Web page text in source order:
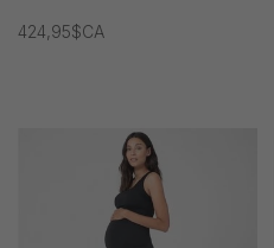
424,95$CA